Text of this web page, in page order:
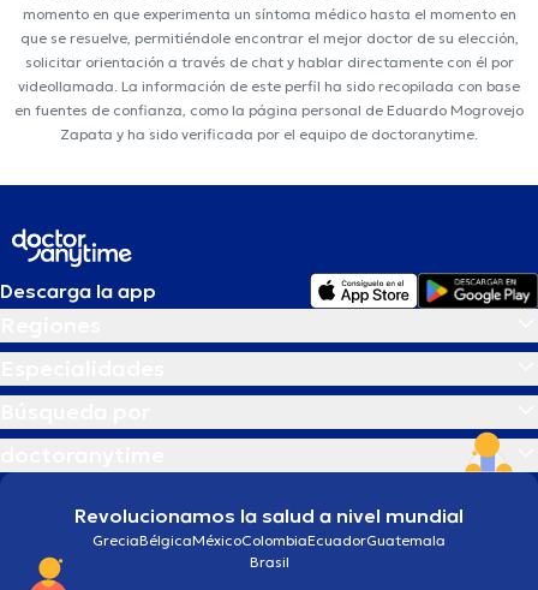
momento en que experimenta un síntoma médico hasta el momento en
que se resuelve, permitiéndole encontrar el mejor doctor de su elección,
solicitar orientación a través de chat y hablar directamente con él por
videollamada. La información de este perfil ha sido recopilada con base
en fuentes de confianza, como la página personal de Eduardo Mogrovejo
Zapata y ha sido verificada por el equipo de doctoranytime.
Descarga la app
Revolucionamos la salud a nivel mundial
GreciaBélgicaMéxicoColombiaEcuadorGuatemala
Brasil